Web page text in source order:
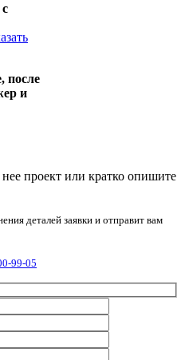
после
и
проект или кратко опишите
деталей заявки и отправит вам
99-05